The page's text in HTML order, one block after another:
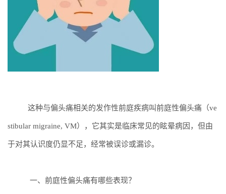
这种与偏头痛相关的发作性前庭疾病叫前庭性偏头痛（ve
stibular migraine, VM），它其实是临床常见的眩晕病因，但由
于对其认识度仍显不足，经常被误诊或漏诊。
一、 前庭性偏头痛有哪些表现？